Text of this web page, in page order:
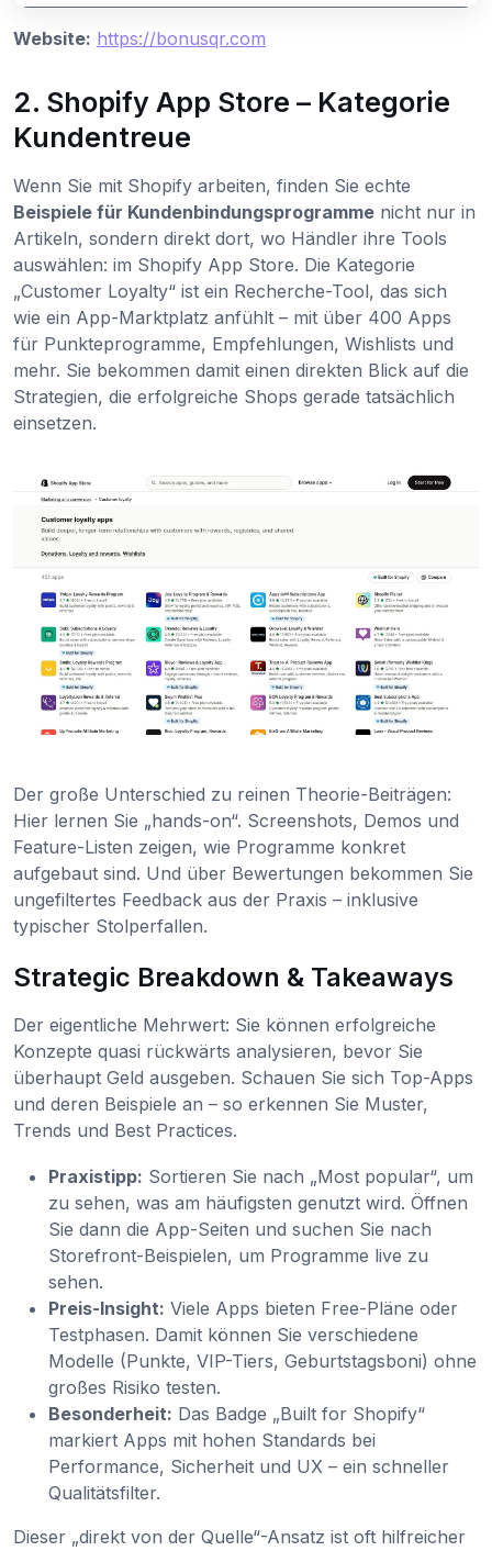
Website: https://bonusqr.com
2. Shopify App Store – Kategorie
Kundentreue
Wenn Sie mit Shopify arbeiten, finden Sie echte
Beispiele für Kundenbindungsprogramme nicht nur in
Artikeln, sondern direkt dort, wo Händler ihre Tools
auswählen: im Shopify App Store. Die Kategorie
„Customer Loyalty“ ist ein Recherche-Tool, das sich
wie ein App-Marktplatz anfühlt – mit über 400 Apps
für Punkteprogramme, Empfehlungen, Wishlists und
mehr. Sie bekommen damit einen direkten Blick auf die
Strategien, die erfolgreiche Shops gerade tatsächlich
einsetzen.
Der große Unterschied zu reinen Theorie-Beiträgen:
Hier lernen Sie „hands-on“. Screenshots, Demos und
Feature-Listen zeigen, wie Programme konkret
aufgebaut sind. Und über Bewertungen bekommen Sie
ungefiltertes Feedback aus der Praxis – inklusive
typischer Stolperfallen.
Strategic Breakdown & Takeaways
Der eigentliche Mehrwert: Sie können erfolgreiche
Konzepte quasi rückwärts analysieren, bevor Sie
überhaupt Geld ausgeben. Schauen Sie sich Top-Apps
und deren Beispiele an – so erkennen Sie Muster,
Trends und Best Practices.
Praxistipp: Sortieren Sie nach „Most popular“, um
zu sehen, was am häufigsten genutzt wird. Öffnen
Sie dann die App-Seiten und suchen Sie nach
Storefront-Beispielen, um Programme live zu
sehen.
Preis-Insight: Viele Apps bieten Free-Pläne oder
Testphasen. Damit können Sie verschiedene
Modelle (Punkte, VIP-Tiers, Geburtstagsboni) ohne
großes Risiko testen.
Besonderheit: Das Badge „Built for Shopify“
markiert Apps mit hohen Standards bei
Performance, Sicherheit und UX – ein schneller
Qualitätsfilter.
Dieser „direkt von der Quelle“-Ansatz ist oft hilfreicher